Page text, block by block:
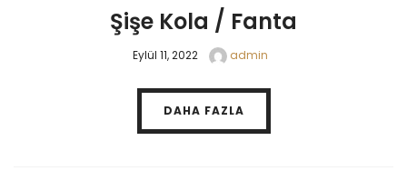
Şişe Kola / Fanta
Eylül 11, 2022 admin
DAHA FAZLA